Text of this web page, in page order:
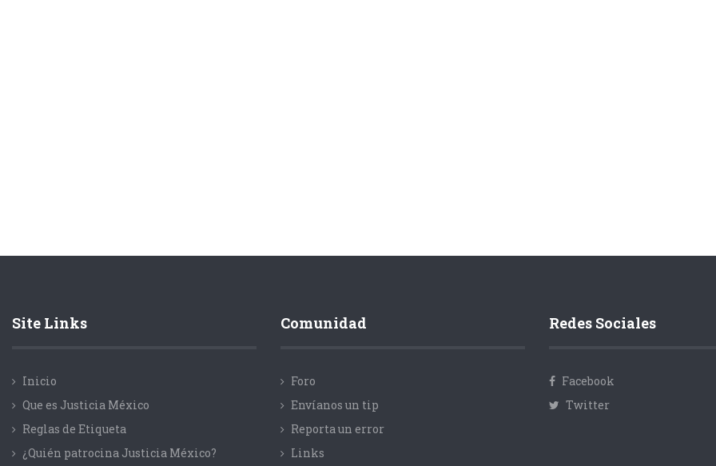
Site Links
Inicio
Que es Justicia México
Reglas de Etiqueta
¿Quién patrocina Justicia México?
Comunidad
Foro
Envíanos un tip
Reporta un error
Links
Redes Sociales
Facebook
Twitter